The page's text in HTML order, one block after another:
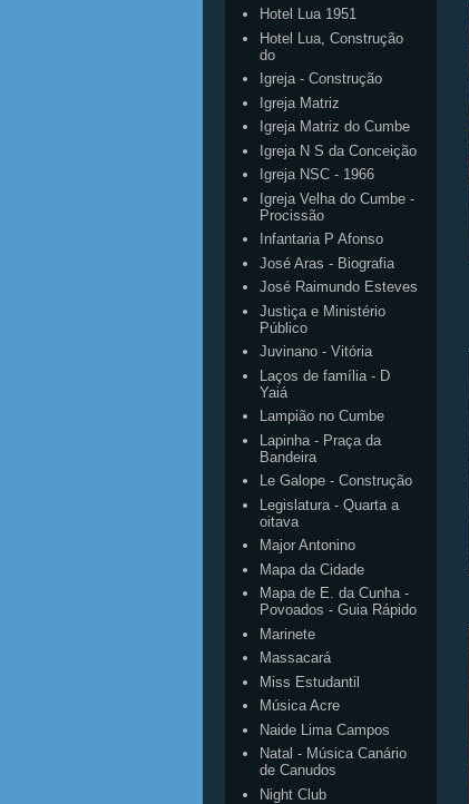
Hotel Lua 1951
Hotel Lua, Construção
do
Igreja - Construção
Igreja Matriz
Igreja Matriz do Cumbe
Igreja N S da Conceição
Igreja NSC - 1966
Igreja Velha do Cumbe -
Procissão
Infantaria P Afonso
José Aras - Biografia
José Raimundo Esteves
Justiça e Ministério
Público
Juvinano - Vitória
Laços de família - D
Yaiá
Lampião no Cumbe
Lapinha - Praça da
Bandeira
Le Galope - Construção
Legislatura - Quarta a
oitava
Major Antonino
Mapa da Cidade
Mapa de E. da Cunha -
Povoados - Guia Rápido
Marinete
Massacará
Miss Estudantil
Música Acre
Naide Lima Campos
Natal - Música Canário
de Canudos
Night Club